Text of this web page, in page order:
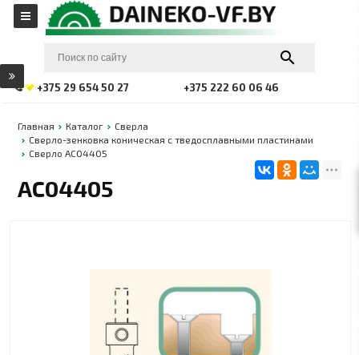
+375 29 654 50 27 +375 222 60 06 46
Главная Каталог
Сверла
Сверло-зенковка коническая с тведосплавными пластинами
Сверло АС04405
АС04405